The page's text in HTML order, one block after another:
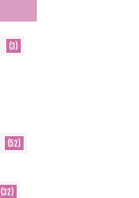
(3)
(52)
(32)